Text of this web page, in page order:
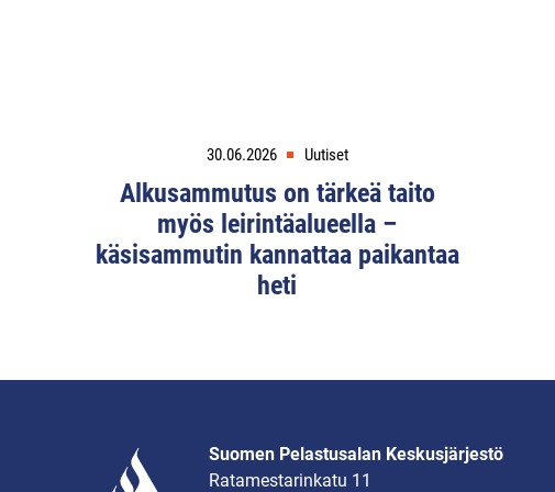
30.06.2026 Uutiset
Alkusammutus on tärkeä taito
myös leirintäalueella –
käsisammutin kannattaa paikantaa
heti
Suomen Pelastusalan Keskusjärjestö
Ratamestarinkatu 11